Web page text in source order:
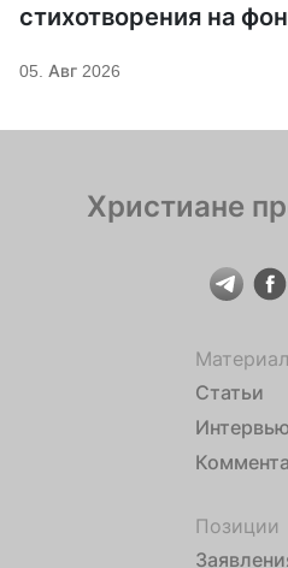
стихотворения на
05. Авг 2026
Христиане
Статьи
Интервью
Позиции